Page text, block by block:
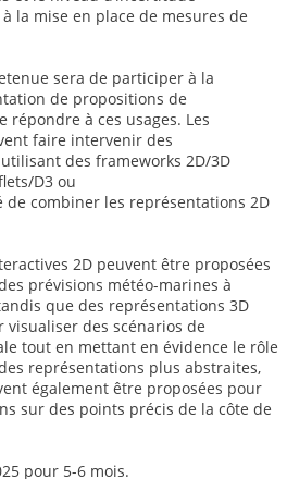
la mise en place de mesures de
sera de participer à la
de propositions de
à ces usages. Les
faire intervenir des
des frameworks 2D/3D
D3 ou
de combiner les représentations 2D
2D peuvent être proposées
prévisions météo-marines à
que des représentations 3D
des scénarios de
tout en mettant en évidence le rôle
représentations plus abstraites,
également être proposées pour
sur des points précis de la côte de
pour 5-6 mois.